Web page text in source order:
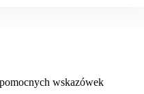
wskazówek